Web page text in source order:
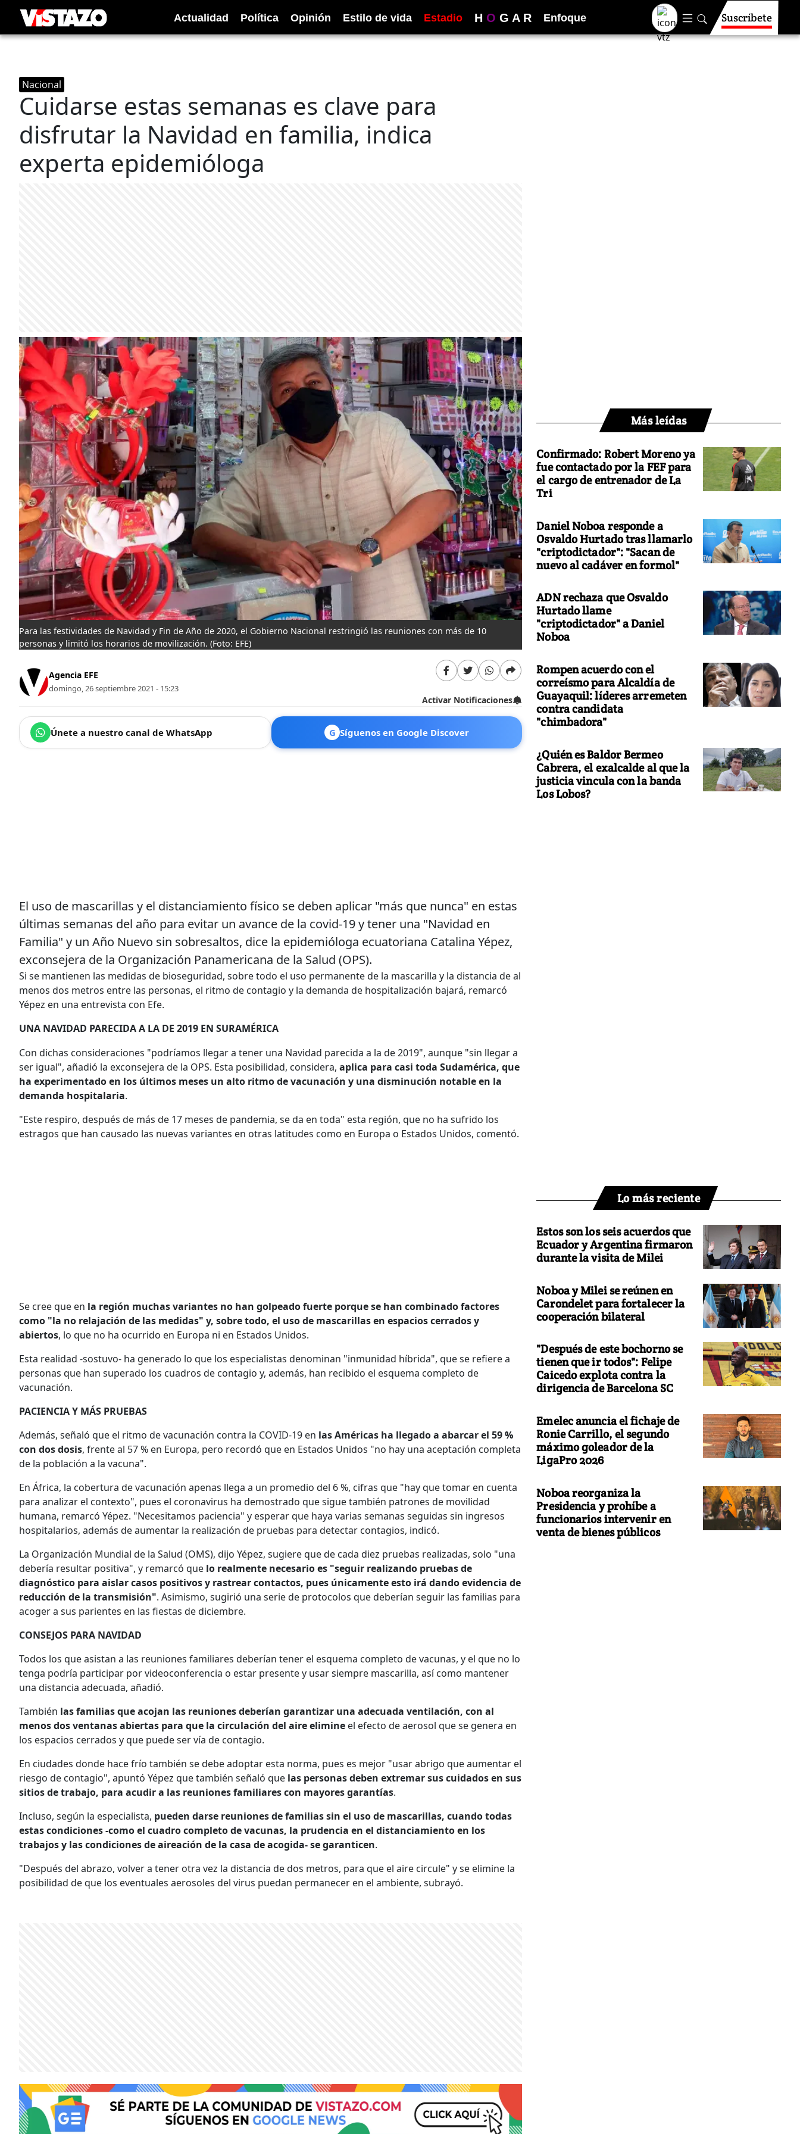
Actualidad Política Opinión Estilo de vida Estadio H O G A R Enfoque Suscríbete
Nacional
Cuidarse estas semanas es clave para
disfrutar la Navidad en familia, indica
experta epidemióloga
Para las festividades de Navidad y Fin de Año de 2020, el Gobierno Nacional restringió las reuniones con más de 10
personas y limitó los horarios de movilización. (Foto: EFE)
Agencia EFE
domingo, 26 septiembre 2021 - 15:23
Activar Notificaciones
Únete a nuestro canal de WhatsApp G Síguenos en Google Discover
El uso de mascarillas y el distanciamiento físico se deben aplicar "más que nunca" en estas
últimas semanas del año para evitar un avance de la covid-19 y tener una "Navidad en
Familia" y un Año Nuevo sin sobresaltos, dice la epidemióloga ecuatoriana Catalina Yépez,
exconsejera de la Organización Panamericana de la Salud (OPS).
Si se mantienen las medidas de bioseguridad, sobre todo el uso permanente de la mascarilla y la distancia de al
menos dos metros entre las personas, el ritmo de contagio y la demanda de hospitalización bajará, remarcó
Yépez en una entrevista con Efe.
UNA NAVIDAD PARECIDA A LA DE 2019 EN SURAMÉRICA
Con dichas consideraciones "podríamos llegar a tener una Navidad parecida a la de 2019", aunque "sin llegar a
ser igual", añadió la exconsejera de la OPS. Esta posibilidad, considera, aplica para casi toda Sudamérica, que
ha experimentado en los últimos meses un alto ritmo de vacunación y una disminución notable en la
demanda hospitalaria.
"Este respiro, después de más de 17 meses de pandemia, se da en toda" esta región, que no ha sufrido los
estragos que han causado las nuevas variantes en otras latitudes como en Europa o Estados Unidos, comentó.
Se cree que en la región muchas variantes no han golpeado fuerte porque se han combinado factores
como "la no relajación de las medidas" y, sobre todo, el uso de mascarillas en espacios cerrados y
abiertos, lo que no ha ocurrido en Europa ni en Estados Unidos.
Esta realidad -sostuvo- ha generado lo que los especialistas denominan "inmunidad híbrida", que se refiere a
personas que han superado los cuadros de contagio y, además, han recibido el esquema completo de
vacunación.
PACIENCIA Y MÁS PRUEBAS
Además, señaló que el ritmo de vacunación contra la COVID-19 en las Américas ha llegado a abarcar el 59 %
con dos dosis, frente al 57 % en Europa, pero recordó que en Estados Unidos "no hay una aceptación completa
de la población a la vacuna".
En África, la cobertura de vacunación apenas llega a un promedio del 6 %, cifras que "hay que tomar en cuenta
para analizar el contexto", pues el coronavirus ha demostrado que sigue también patrones de movilidad
humana, remarcó Yépez. "Necesitamos paciencia" y esperar que haya varias semanas seguidas sin ingresos
hospitalarios, además de aumentar la realización de pruebas para detectar contagios, indicó.
La Organización Mundial de la Salud (OMS), dijo Yépez, sugiere que de cada diez pruebas realizadas, solo "una
debería resultar positiva", y remarcó que lo realmente necesario es "seguir realizando pruebas de
diagnóstico para aislar casos positivos y rastrear contactos, pues únicamente esto irá dando evidencia de
reducción de la transmisión". Asimismo, sugirió una serie de protocolos que deberían seguir las familias para
acoger a sus parientes en las fiestas de diciembre.
CONSEJOS PARA NAVIDAD
Todos los que asistan a las reuniones familiares deberían tener el esquema completo de vacunas, y el que no lo
tenga podría participar por videoconferencia o estar presente y usar siempre mascarilla, así como mantener
una distancia adecuada, añadió.
También las familias que acojan las reuniones deberían garantizar una adecuada ventilación, con al
menos dos ventanas abiertas para que la circulación del aire elimine el efecto de aerosol que se genera en
los espacios cerrados y que puede ser vía de contagio.
En ciudades donde hace frío también se debe adoptar esta norma, pues es mejor "usar abrigo que aumentar el
riesgo de contagio", apuntó Yépez que también señaló que las personas deben extremar sus cuidados en sus
sitios de trabajo, para acudir a las reuniones familiares con mayores garantías.
Incluso, según la especialista, pueden darse reuniones de familias sin el uso de mascarillas, cuando todas
estas condiciones -como el cuadro completo de vacunas, la prudencia en el distanciamiento en los
trabajos y las condiciones de aireación de la casa de acogida- se garanticen.
"Después del abrazo, volver a tener otra vez la distancia de dos metros, para que el aire circule" y se elimine la
posibilidad de que los eventuales aerosoles del virus puedan permanecer en el ambiente, subrayó.
Más leídas
Confirmado: Robert Moreno ya
fue contactado por la FEF para
el cargo de entrenador de La
Tri
Daniel Noboa responde a
Osvaldo Hurtado tras llamarlo
"criptodictador": "Sacan de
nuevo al cadáver en formol"
ADN rechaza que Osvaldo
Hurtado llame
"criptodictador" a Daniel
Noboa
Rompen acuerdo con el
correísmo para Alcaldía de
Guayaquil: líderes arremeten
contra candidata
"chimbadora"
¿Quién es Baldor Bermeo
Cabrera, el exalcalde al que la
justicia vincula con la banda
Los Lobos?
Lo más reciente
Estos son los seis acuerdos que
Ecuador y Argentina firmaron
durante la visita de Milei
Noboa y Milei se reúnen en
Carondelet para fortalecer la
cooperación bilateral
"Después de este bochorno se
tienen que ir todos": Felipe
Caicedo explota contra la
dirigencia de Barcelona SC
Emelec anuncia el fichaje de
Ronie Carrillo, el segundo
máximo goleador de la
LigaPro 2026
Noboa reorganiza la
Presidencia y prohíbe a
funcionarios intervenir en
venta de bienes públicos